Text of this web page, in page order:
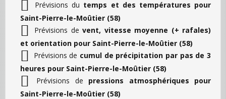
Prévisions du temps et des températures pour
Saint-Pierre-le-Moûtier (58)
Prévisions devent, vitesse moyenne (+ rafales)
et orientation pour Saint-Pierre-le-Moûtier (58)
Prévisions de cumul de précipitation par pas de 3
heures pour Saint-Pierre-le-Moûtier (58)
Prévisions de pressions atmosphériques pour
Saint-Pierre-le-Moûtier (58)